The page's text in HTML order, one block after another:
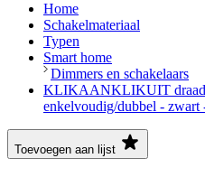
Home
Schakelmateriaal
Typen
Smart home
Dimmers en schakelaars
KLIKAANKLIKUIT
enkelvoudig/dubbel -
Toevoegen aan lijst